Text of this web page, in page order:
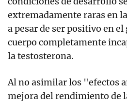
extremadamente raras en
a pesar de ser positivo en el
cuerpo completamente
la testosterona.
Al no asimilar los "efectos
mejora del rendimiento de